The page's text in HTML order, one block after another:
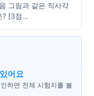
그림과 같은 직사각
? [3점…
어요
하면 전체 시험지를 볼